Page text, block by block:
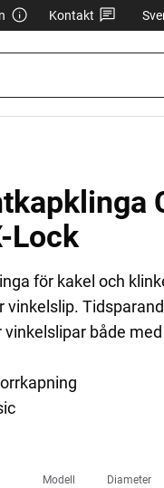
Kontakt
Lock
för kakel och
vinkelslip.
både
Modell
Diameter